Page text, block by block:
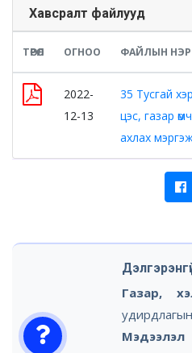
Хавсралт файлууд
ТӨРӨЛ ОГНОО ФАЙЛЫН НЭР
2022-
12-13
35 Тусгай
цэс, газар
ахлах
Газар,